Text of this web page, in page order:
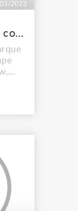
2023
Projecteurs quartz color